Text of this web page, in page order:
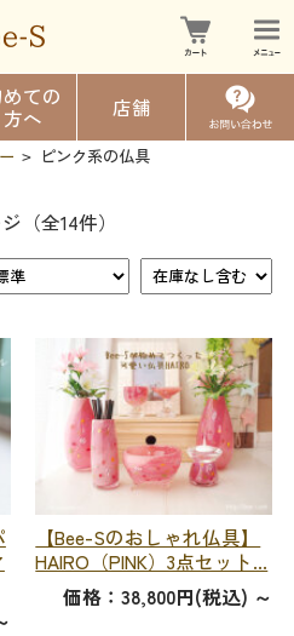
ての
方へ
店舗
> ピンク系の仏具
（全14件）
【Bee-Sのおしゃれ仏具】
HAIRO（PINK）3点セット...
価格：38,800円(税込) ～